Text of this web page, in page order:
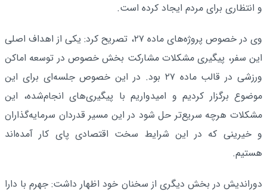
و انتظاری برای مردم ایجاد کرده است.
وی در خصوص پروژه‌های ماده ۲۷، تصریح کرد: یکی از اهداف اصلی
این سفر، پیگیری مشکلات مشارکت بخش خصوص در توسعه اماکن
ورزشی در قالب ماده ۲۷ بود. در این خصوص جلسه‌ای برای این
موضوع برگزار کردیم و امیدواریم با پیگیری‌های انجام‌شده، این
مشکلات هرچه سریع‌تر حل شود در این مسیر قدردان سرمایه‌گذاران
و خیرینی که در این شرایط سخت اقتصادی پای کار آمده‌اند
هستیم.
دوراندیش در بخش دیگری از سخنان خود اظهار داشت: جهرم با دارا